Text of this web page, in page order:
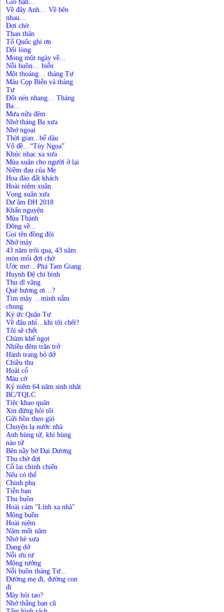
Giỗ bạn…
Về đây Anh… Về bên
nhau…
Đợi chờ
Than thân
Tổ Quốc ghi ơn
Dối lòng
Mong một ngày về...
Nỗi buồn… biển
Một thoáng… tháng Tư
Máu Cọp Biển và tháng
Tư
Đốt nén nhang… Tháng
Ba…
Mưa nửa đêm
Nhớ tháng Ba xưa
Nhớ ngoại
Thời gian...bể dâu
Vô đề…“Túy Ngọa”
Khúc nhạc xa xưa
Mùa xuân cho người ở lại
Niềm đau của Mẹ
Hoa đào đất khách
Hoài niệm xuân
Vọng xuân xưa
Dư âm ĐH 2018
Khấn nguyện
Mùa Thánh
Đông về...
Gọi tên đồng đội
Nhớ mày
43 năm trôi qua, 43 năm
mòn mỏi đợi chờ
Ước mơ... Phá Tam Giang
Huynh Đệ chi binh
Thu dĩ vãng
Quê hương ơi…?
Tìm mày …mình nằm
chung
Ký ức Quận Tư
Về đâu nhỉ…khi tôi chết?
Tôi sẽ chết
Chùm khế ngọt
Nhiều đêm trăn trở
Hành trang bỏ dở
Chiều thu
Hoài cổ
Màu cờ
Kỷ niệm 64 năm sinh nhật
BC/TQLC
Tiệc khao quân
Xin đừng hỏi tôi
Gửi hồn theo gió
Chuyện lạ nước nhà
Anh hùng tử, khí hùng
nào tử
Bên nầy bờ Đại Dương
Thu chờ đợi
Cổ lai chinh chiến
Nếu có thể
Chinh phụ
Tiễn bạn
Thu buồn
Hoài cảm "Lính xa nhà"
Mộng buồn
Hoài niệm
Năm mốt năm
Nhớ hè xưa
Dang dở
Nỗi ưu tư
Mộng tưởng
Nỗi buồn tháng Tư...
Đường mẹ đi, đường con
đi
Mày hỏi tao?
Nhớ thằng bạn cũ